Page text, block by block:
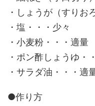
・しょうが（すりお
・塩・・・少々
・小麦粉・・・適量
・ポン酢しょうゆ・
・サラダ油・・・適
●作り方